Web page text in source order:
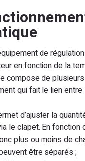
de
en fonction de la
compose de
qui fait le lien
d’ajuster la
le clapet. En fonction
plus ou moins de
être séparés ;